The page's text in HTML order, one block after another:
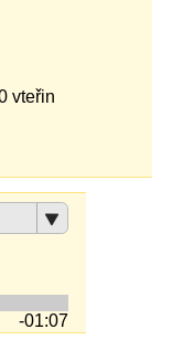
vteřin
-01:07